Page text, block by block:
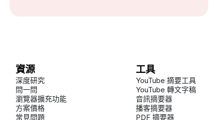
資源
深度研究
問一問
瀏覽器擴充功能
方案價格
常見問題
工具
YouTube 摘要工具
YouTube 轉文字稿
音訊摘要器
播客摘要器
PDF 摘要器